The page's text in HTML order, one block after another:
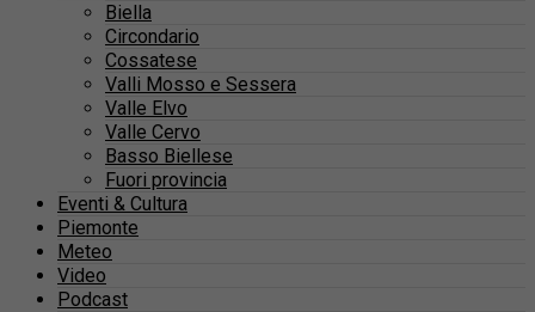
Biella
Circondario
Cossatese
Valli Mosso e Sessera
Valle Elvo
Valle Cervo
Basso Biellese
Fuori provincia
Eventi & Cultura
Piemonte
Meteo
Video
Podcast